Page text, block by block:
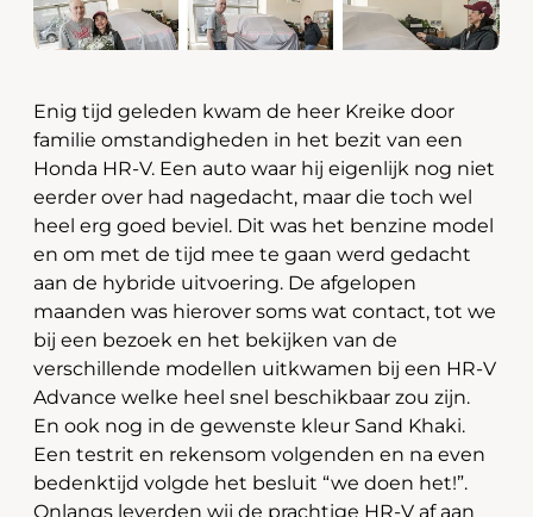
Enig tijd geleden kwam de heer Kreike door
familie omstandigheden in het bezit van een
Honda HR-V. Een auto waar hij eigenlijk nog niet
eerder over had nagedacht, maar die toch wel
heel erg goed beviel. Dit was het benzine model
en om met de tijd mee te gaan werd gedacht
aan de hybride uitvoering. De afgelopen
maanden was hierover soms wat contact, tot we
bij een bezoek en het bekijken van de
verschillende modellen uitkwamen bij een HR-V
Advance welke heel snel beschikbaar zou zijn.
En ook nog in de gewenste kleur Sand Khaki.
Een testrit en rekensom volgenden en na even
bedenktijd volgde het besluit “we doen het!”.
Onlangs leverden wij de prachtige HR-V af aan